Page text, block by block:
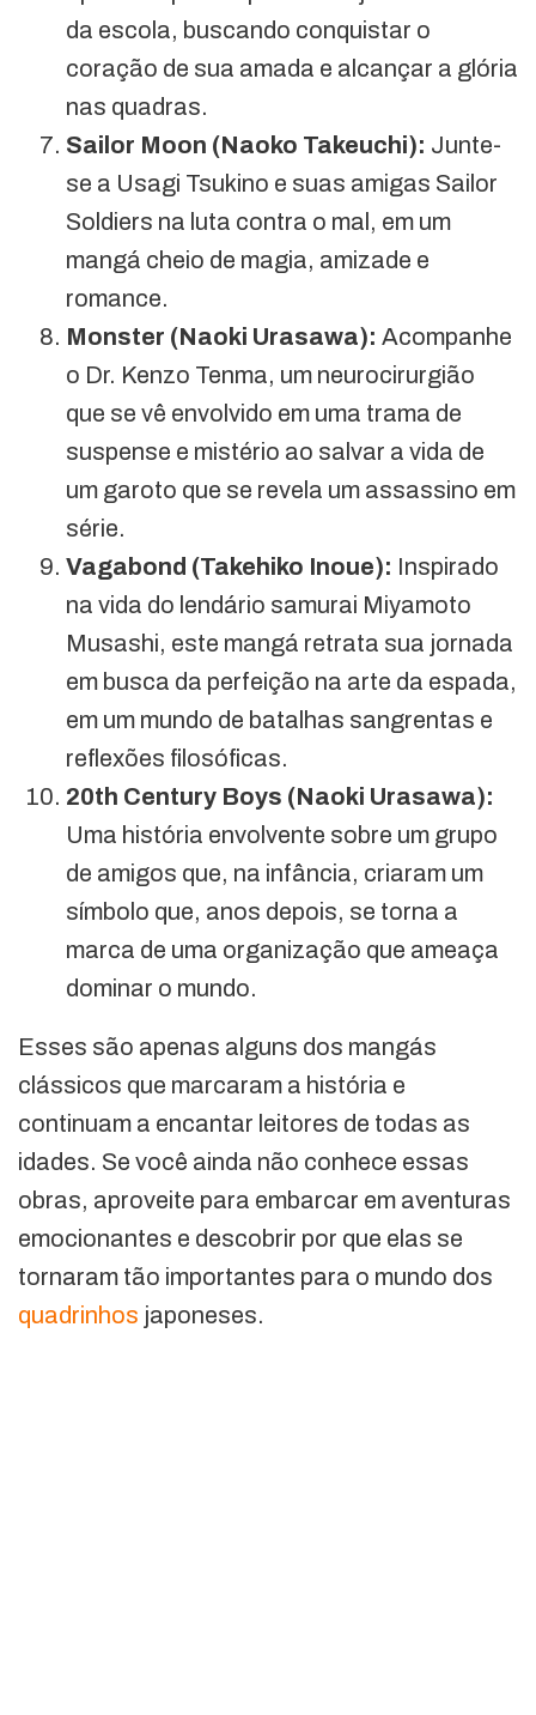
da escola, buscando conquistar o
coração de sua amada e alcançar a glória
nas quadras.
Sailor Moon (Naoko Takeuchi): Junte-
se a Usagi Tsukino e suas amigas Sailor
Soldiers na luta contra o mal, em um
mangá cheio de magia, amizade e
romance.
Monster (Naoki Urasawa): Acompanhe
o Dr. Kenzo Tenma, um neurocirurgião
que se vê envolvido em uma trama de
suspense e mistério ao salvar a vida de
um garoto que se revela um assassino em
série.
Vagabond (Takehiko Inoue): Inspirado
na vida do lendário samurai Miyamoto
Musashi, este mangá retrata sua jornada
em busca da perfeição na arte da espada,
em um mundo de batalhas sangrentas e
reflexões filosóficas.
20th Century Boys (Naoki Urasawa):
Uma história envolvente sobre um grupo
de amigos que, na infância, criaram um
símbolo que, anos depois, se torna a
marca de uma organização que ameaça
dominar o mundo.
Esses são apenas alguns dos mangás
clássicos que marcaram a história e
continuam a encantar leitores de todas as
idades. Se você ainda não conhece essas
obras, aproveite para embarcar em aventuras
emocionantes e descobrir por que elas se
tornaram tão importantes para o mundo dos
quadrinhos japoneses.